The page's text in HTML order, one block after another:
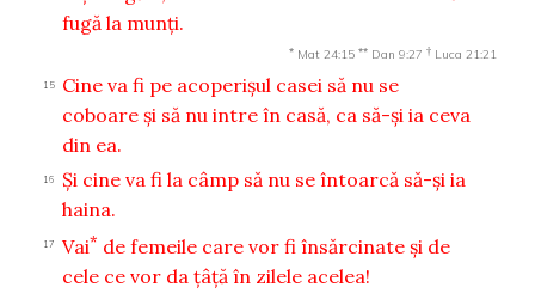
fugă la munţi.
* Mat 24:15 ** Dan 9:27 † Luca 21:21
15
Cine va fi pe acoperişul casei să nu se
coboare şi să nu intre în casă, ca să-şi ia ceva
din ea.
16
Şi cine va fi la câmp să nu se întoarcă să-şi ia
haina.
17 Vai* de femeile care vor fi însărcinate şi de
cele ce vor da ţâţă în zilele acelea!